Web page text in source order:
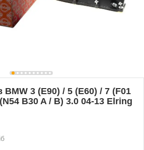
BMW 3 (E90) / 5 (E60) / 7 (F01
B30 A / B) 3.0 04-13 Elring